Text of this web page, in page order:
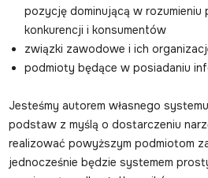
pozycję dominującą w rozumieniu
konkurencji i konsumentów
związki zawodowe i ich
podmioty będące w posiadaniu
Jesteśmy autorem własnego
podstaw z myślą o dostarczeniu
realizować powyższym podmiotom
jednocześnie będzie systemem